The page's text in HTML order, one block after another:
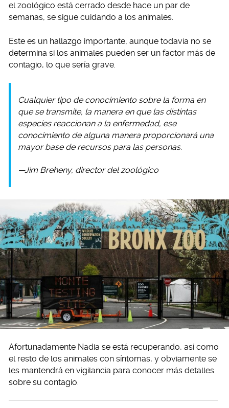
el zoológico está cerrado desde hace un par de
semanas, se sigue cuidando a los animales.
Este es un hallazgo importante, aunque todavía no se
determina si los animales pueden ser un factor más de
contagio, lo que sería grave.
Cualquier tipo de conocimiento sobre la forma en
que se transmite, la manera en que las distintas
especies reaccionan a la enfermedad, ese
conocimiento de alguna manera proporcionará una
mayor base de recursos para las personas.
—Jim Breheny, director del zoológico
Afortunadamente Nadia se está recuperando, así como
el resto de los animales con síntomas, y obviamente se
les mantendrá en vigilancia para conocer más detalles
sobre su contagio.